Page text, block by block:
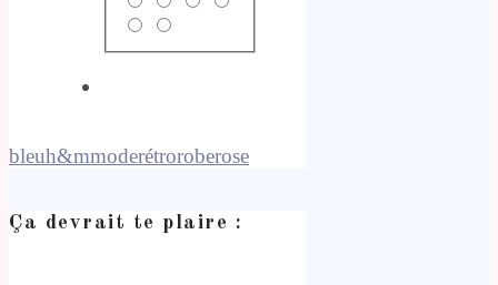
bleuh&mmoderétroroberose
Ça devrait te plaire :